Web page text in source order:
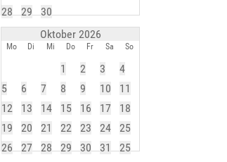
28
29
30
Oktober 2026
Mo Di Mi Do Fr Sa So
1 2 3
4
5
6 7 8 9 10
11
12
13 14 15 16 17
18
19
20 21 22 23 24
25
26
27 28 29 30 31
25